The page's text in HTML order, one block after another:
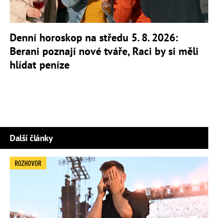
Denní horoskop na středu 5. 8. 2026:
Berani poznají nové tváře, Raci by si měli
hlídat peníze
Další články
ROZHOVOR